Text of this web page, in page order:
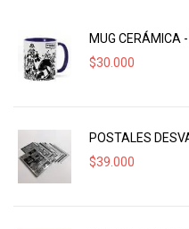
MUG CERÁMICA
$30.000
POSTALES
$39.000